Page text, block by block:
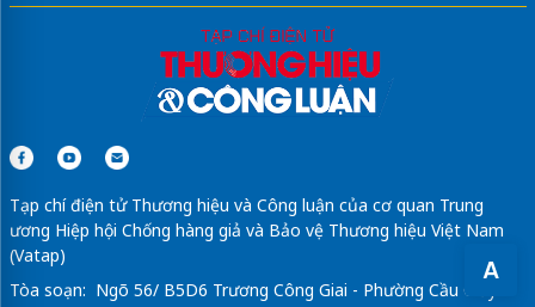
A
Tạp chí điện tử Thương hiệu và Công luận của cơ quan Trung
ương Hiệp hội Chống hàng giả và Bảo vệ Thương hiệu Việt Nam
(Vatap)
Tòa soạn: Ngõ 56/ B5D6 Trương Công Giai - Phường Cầu Giấy -